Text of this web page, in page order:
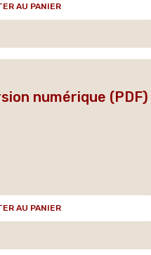
AU PANIER
numérique (PDF)
AU PANIER